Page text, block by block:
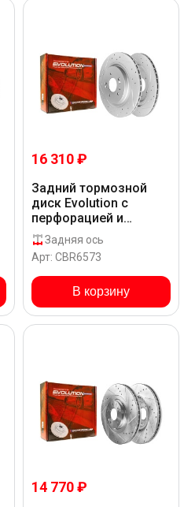
16 310 ₽
Задний тормозной
диск Evolution с
перфорацией и
насечками в покрытии
GEOMET для Hyundai
PALISADE PS819
Задняя ось
Арт: CBR6573
В корзину
14 770 ₽